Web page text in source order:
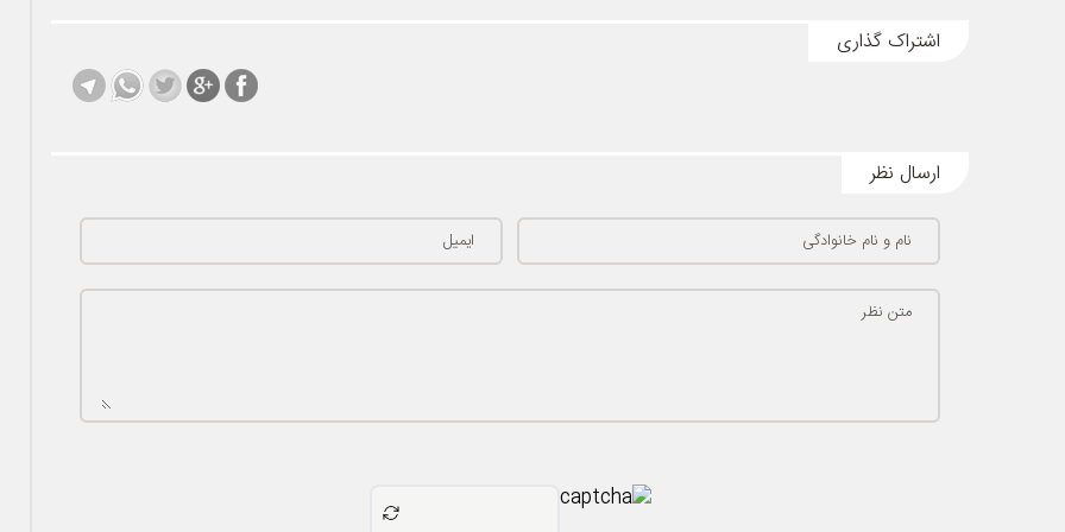
اشتراک گذاری
ارسال نظر
نام و نام خانوادگی ایمیل
متن نظر